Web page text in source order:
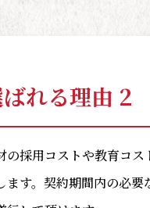
れる理由 2
の採用コストや教育コ
ます。契約期間内の必